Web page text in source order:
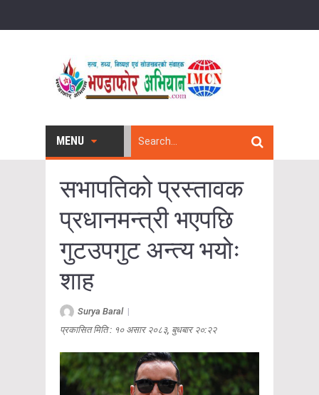
MENU
सभापतिको प्रस्तावक
प्रधानमन्त्री भएपछि
गुटउपगुट अन्त्य भयोः
शाह
Surya Baral|
प्रकासित मिति : १० असार २०८३, बुधबार २०:२२